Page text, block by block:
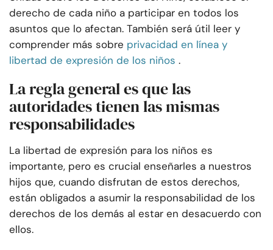
derecho de cada niño a participar en todos los
asuntos que lo afectan. También será útil leer y
comprender más sobre privacidad en línea y
libertad de expresión de los niños .
La regla general es que las
autoridades tienen las mismas
responsabilidades
La libertad de expresión para los niños es
importante, pero es crucial enseñarles a nuestros
hijos que, cuando disfrutan de estos derechos,
están obligados a asumir la responsabilidad de los
derechos de los demás al estar en desacuerdo con
ellos.